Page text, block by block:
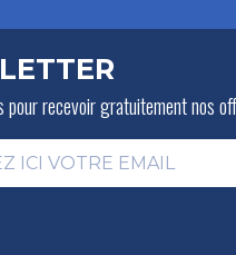
pour recevoir gratuitementnos